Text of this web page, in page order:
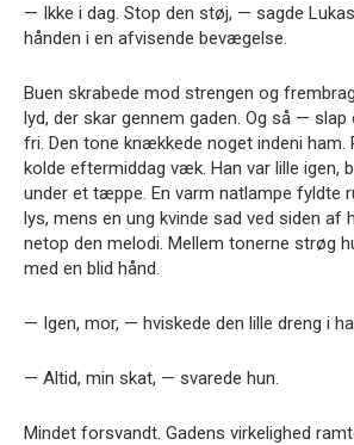
— Ikke i dag. Stop den støj, — sagde
hånden i en afvisende bevægelse.
Buen skrabede mod strengen og
lyd, der skar gennem gaden. Og så —
fri. Den tone knækkede noget indeni ham.
kolde eftermiddag væk. Han var lille igen,
under et tæppe. En varm natlampe fyldte
lys, mens en ung kvinde sad ved siden af
netop den melodi. Mellem tonerne strøg
med en blid hånd.
— Igen, mor, — hviskede den lille dreng i
— Altid, min skat, — svarede hun.
Mindet forsvandt. Gadens virkelighed